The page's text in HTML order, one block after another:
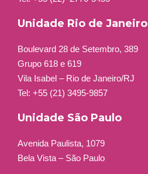
Unidade Rio de Janeiro
Boulevard 28 de Setembro, 389
Grupo 618 e 619
Vila Isabel – Rio de Janeiro/RJ
Tel: +55 (21) 3495-9857
Unidade São Paulo
Avenida Paulista, 1079
Bela Vista – São Paulo